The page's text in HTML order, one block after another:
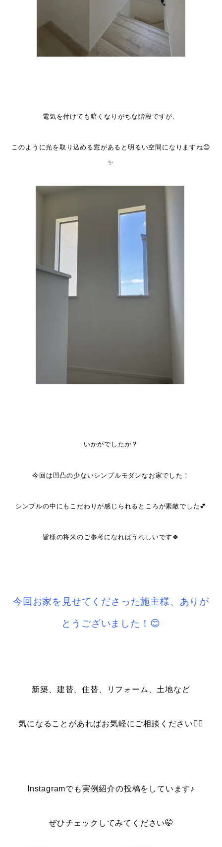
電気を付けても暗くなりがちな階段ですが、
このように光を取り込める窓があると明るい空間になりますね😊
✨
いかがでしたか？
今回は凹凸の少ないシンプルモダンなお家でした！
シンプルの中にもこだわりが感じられるところが素敵でした💕
皆様の将来のご参考になればうれしいです🍀
今回お家を見せてくださった施主様、ありが
とうございました！😊
新築、建替、住替、リフォーム、土地など
気になることがあればお気軽にご相談ください💁‍♀️
Instagramでも実例紹介の投稿をしています♪
ぜひチェックしてみてください🤭